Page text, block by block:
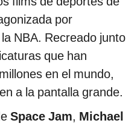
por
NBA. Recreado junto
que han
en el mundo,
a la pantalla grande.
Space Jam, Michael